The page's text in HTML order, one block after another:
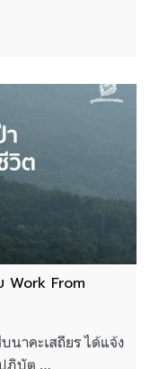
Work From
าคะเสถียร ได้แจ้ง
ฏิบัต …